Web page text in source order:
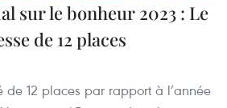
sur le bonheur 2023 : Le
de 12 places
12 places par rapport à l’année